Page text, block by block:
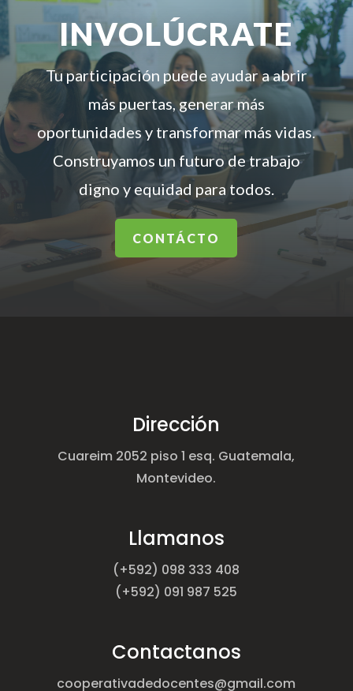
INVOLÚCRATE
Tu participación puede ayudar a abrir
más puertas, generar más
oportunidades y transformar más vidas.
Construyamos un futuro de trabajo
digno y equidad para todos.
CONTÁCTO
Dirección
Cuareim 2052 piso 1 esq. Guatemala,
Montevideo.
Llamanos
(+592) 098 333 408
(+592) 091 987 525
Contactanos
cooperativadedocentes@gmail.com